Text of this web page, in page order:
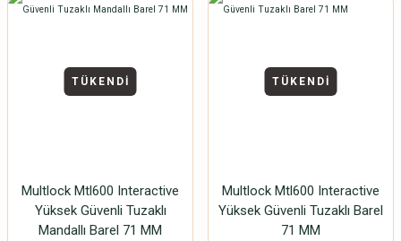
TÜKENDİ
Multlock Mtl600 Interactive
Yüksek Güvenli Tuzaklı
Mandallı Barel 71 MM
TÜKENDİ
Multlock Mtl600 Interactive
Yüksek Güvenli Tuzaklı Barel
71 MM